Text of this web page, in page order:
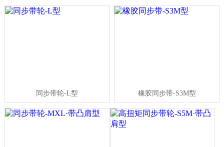
同步带轮-L型 橡胶同步带-S3M型